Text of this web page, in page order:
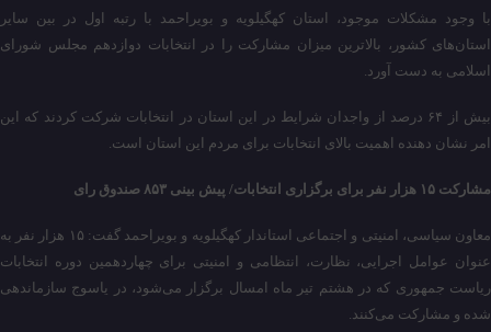
با وجود مشکلات موجود، استان کهگیلویه و بویراحمد با رتبه اول در بین سایر
استان‌های کشور، بالاترین میزان مشارکت را در انتخابات دوازدهم مجلس شورای
اسلامی به دست آورد.
بیش از ۶۴ درصد از واجدان شرایط در این استان در انتخابات شرکت کردند که این
امر نشان دهنده اهمیت بالای انتخابات برای مردم این استان است.
مشارکت ۱۵ هزار نفر برای برگزاری انتخابات/ پیش بینی ۸۵۳ صندوق رای
معاون سیاسی، امنیتی و اجتماعی استاندار کهگیلویه و بویراحمد گفت: ۱۵ هزار نفر به
عنوان عوامل اجرایی، نظارت، انتظامی و امنیتی برای چهاردهمین دوره انتخابات
ریاست جمهوری که در هشتم تیر ماه امسال برگزار می‌شود، در یاسوج سازماندهی
شده و مشارکت می‌کنند.